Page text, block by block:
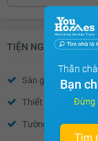
TIỆN NGHI
Sàn gỗ
Thiết bị báo cháy
Tường sơn bả
Thân
Bạn
Đừng
Tìm